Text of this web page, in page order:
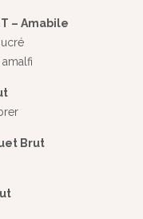
– Amabile
Brut